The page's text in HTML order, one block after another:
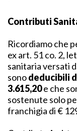
Contributi
Ricordiamo che
ex art. 51 co. 2,
sanitaria versati
sonodeducibili
3.615,20e che
sostenute solo
franchigia di €